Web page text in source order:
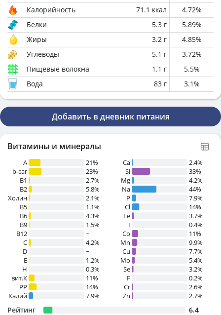
Калорийность 71.1 ккал 4.72%
Белки
5.3 г 5.89%
Жиры
3.2 г 4.85%
Углеводы
5.1 г 3.72%
Пищевые волокна
1.1 г 5.5%
Вода
83 г 3.1%
Добавить в дневник питания
Витамины и минералы
A
21%
b-car
23%
В1
2.7%
B2
5.8%
Холин
2.1%
B5
1.1%
B6
4.3%
B9
1.5%
B12
~
C
4.2%
D
~
E
1.2%
H
0.3%
вит.К
11%
PP
14%
Калий
7.9%
Ca
2.4%
Si
33%
Mg
4.2%
Na
44%
P
7.9%
Cl
14%
Fe
3.7%
I
0.4%
Co
11%
Mn
9.9%
Cu
7.7%
Mo
5.4%
Se
3.2%
F
0.2%
Cr
2.6%
Zn
2.7%
Рейтинг 6.4